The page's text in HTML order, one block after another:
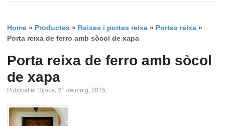
Home » Productes » Reixes i portes reixa » Portes reixa »
Porta reixa de ferro amb sòcol de xapa
Porta reixa de ferro amb sòcol
de xapa
Publicat el Dijous, 21 de maig, 2015